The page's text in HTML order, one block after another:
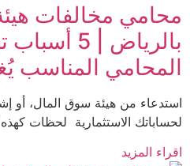
مخالفات هيئة
بالرياض | 5
المناسب
من هيئة سوق المال، أو إشعار
الاستثمارية لحظات كهذه
المزيد